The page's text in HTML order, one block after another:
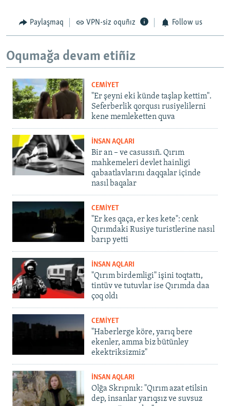
Paylaşmaq VPN-siz oquñız Follow us
Oqumağa devam etiñiz
CEMİYET
"Er şeyni eki künde taşlap kettim".
Seferberlik qorqusı rusiyelilerni
kene memleketten quva
İNSAN AQLARI
Bir an – ve casussıñ. Qırım
mahkemeleri devlet hainligi
qabaatlavlarını daqqalar içinde
nasıl baqalar
CEMİYET
"Er kes qaça, er kes kete": cenk
Qırımdaki Rusiye turistlerine nasıl
barıp yetti
İNSAN AQLARI
"Qırım birdemligi" işini toqtattı,
tintüv ve tutuvlar ise Qırımda daa
çoq oldı
CEMİYET
"Haberlerge köre, yarıq bere
ekenler, amma biz bütünley
ekektriksizmiz"
İNSAN AQLARI
Olğa Skrıpnık: "Qırım azat etilsin
dep, insanlar yarıqsız ve suvsuz